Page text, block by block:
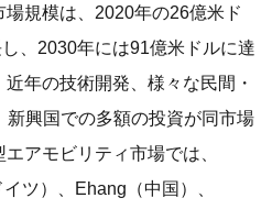
規模は、2020年の26億米ド
、2030年には91億米ドルに達
年の技術開発、様々な民間・
興国での多額の投資が同市場
アモビリティ市場では、
ツ）、Ehang（中国）、